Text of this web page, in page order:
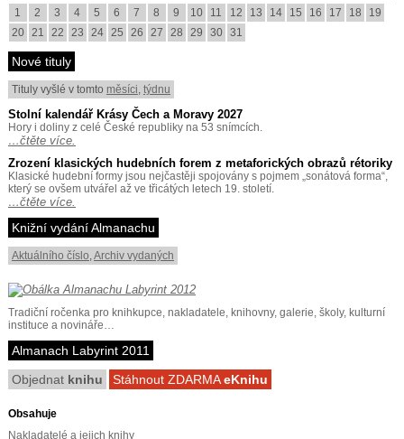
1
2 3 4 5 6 7 8 9 10 11 12 13 14 15 16 17 18
19
20 21 22 23 24 25 26 27 28 29 30 31
Nové tituly
Tituly vyšlé v tomto měsíci, týdnu
Stolní kalendář Krásy Čech a Moravy 2027
Hory i doliny z celé České republiky na 53 snímcích.
…čtěte více.
Zrození klasických hudebních forem z metaforických obrazů rétoriky
Klasické hudební formy jsou nejčastěji spojovány s pojmem „sonátová forma“,
který se ovšem utvářel až ve třicátých letech 19. století.
…čtěte více.
Knižní vydání Almanachu
Aktuálního číslo,Archiv vydaných
Tradiční ročenka pro knihkupce, nakladatele, knihovny, galerie, školy, kulturní
instituce a novináře…
Almanach Labyrint 2011
Objednat knihu Stáhnout ZDARMAeKnihu
Obsahuje
Nakladatelé a jejich knihy